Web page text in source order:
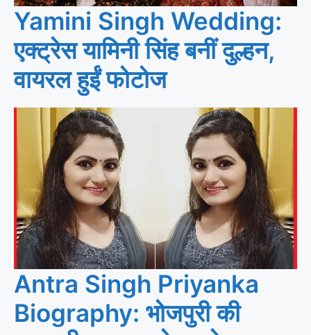
Yamini Singh Wedding:
एक्ट्रेस यामिनी सिंह बनीं दुल्हन,
वायरल हुईं फोटोज
Antra Singh Priyanka
Biography: भोजपुरी की